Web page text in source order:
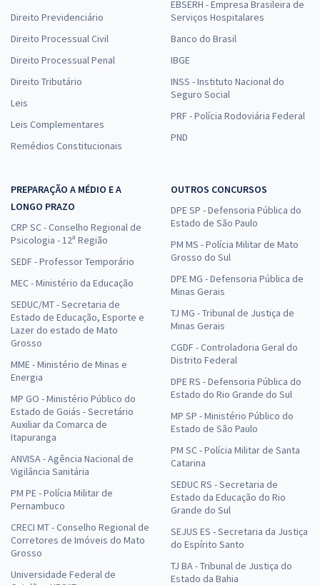
Direito Previdenciário
Direito Processual Civil
Direito Processual Penal
Direito Tributário
Leis
Leis Complementares
Remédios Constitucionais
EBSERH - Empresa Brasileira de
Serviços Hospitalares
Banco do Brasil
IBGE
INSS - Instituto Nacional do
Seguro Social
PRF - Polícia Rodoviária Federal
PND
PREPARAÇÃO A MÉDIO E A
LONGO PRAZO
CRP SC - Conselho Regional de
Psicologia - 12ª Região
SEDF - Professor Temporário
MEC - Ministério da Educação
SEDUC/MT - Secretaria de
Estado de Educação, Esporte e
Lazer do estado de Mato
Grosso
MME - Ministério de Minas e
Energia
MP GO - Ministério Público do
Estado de Goiás - Secretário
Auxiliar da Comarca de
Itapuranga
ANVISA - Agência Nacional de
Vigilância Sanitária
PM PE - Polícia Militar de
Pernambuco
CRECI MT - Conselho Regional de
Corretores de Imóveis do Mato
Grosso
Universidade Federal de
OUTROS CONCURSOS
DPE SP - Defensoria Pública do
Estado de São Paulo
PM MS - Polícia Militar de Mato
Grosso do Sul
DPE MG - Defensoria Pública de
Minas Gerais
TJ MG - Tribunal de Justiça de
Minas Gerais
CGDF - Controladoria Geral do
Distrito Federal
DPE RS - Defensoria Pública do
Estado do Rio Grande do Sul
MP SP - Ministério Público do
Estado de São Paulo
PM SC - Polícia Militar de Santa
Catarina
SEDUC RS - Secretaria de
Estado da Educação do Rio
Grande do Sul
SEJUS ES - Secretaria da Justiça
do Espírito Santo
TJ BA - Tribunal de Justiça do
Estado da Bahia